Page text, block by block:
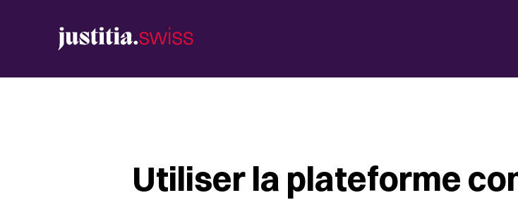
Utiliser la plateforme